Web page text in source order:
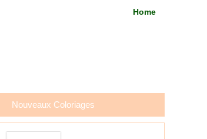
Home
Nouveaux Coloriages